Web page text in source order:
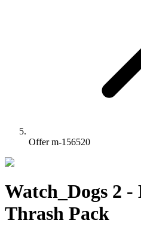
Offer m-156520
Watch_Dogs 2 -
Thrash Pack